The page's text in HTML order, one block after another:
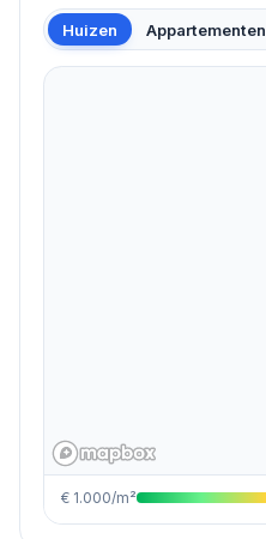
Huizen Appartementen
€ 1.000/m²